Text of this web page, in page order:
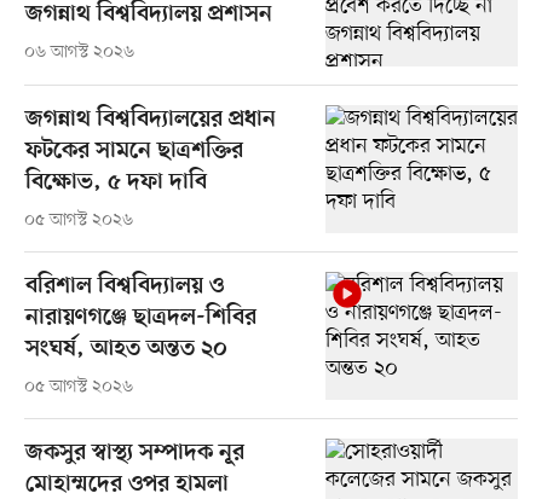
জগন্নাথ বিশ্ববিদ্যালয় প্রশাসন
০৬ আগস্ট ২০২৬
জগন্নাথ বিশ্ববিদ্যালয়ের প্রধান
ফটকের সামনে ছাত্রশক্তির
বিক্ষোভ, ৫ দফা দাবি
০৫ আগস্ট ২০২৬
বরিশাল বিশ্ববিদ্যালয় ও
নারায়ণগঞ্জে ছাত্রদল-শিবির
সংঘর্ষ, আহত অন্তত ২০
০৫ আগস্ট ২০২৬
জকসুর স্বাস্থ্য সম্পাদক নূর
মোহাম্মদের ওপর হামলা